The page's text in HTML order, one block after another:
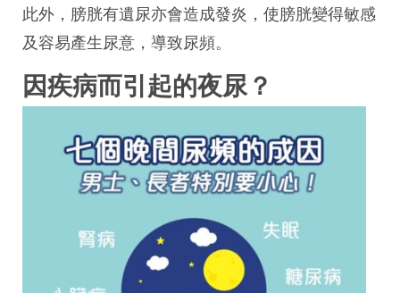
此外，膀胱有遺尿亦會造成發炎，使膀胱變得敏感
及容易產生尿意，導致尿頻。
因疾病而引起的夜尿？